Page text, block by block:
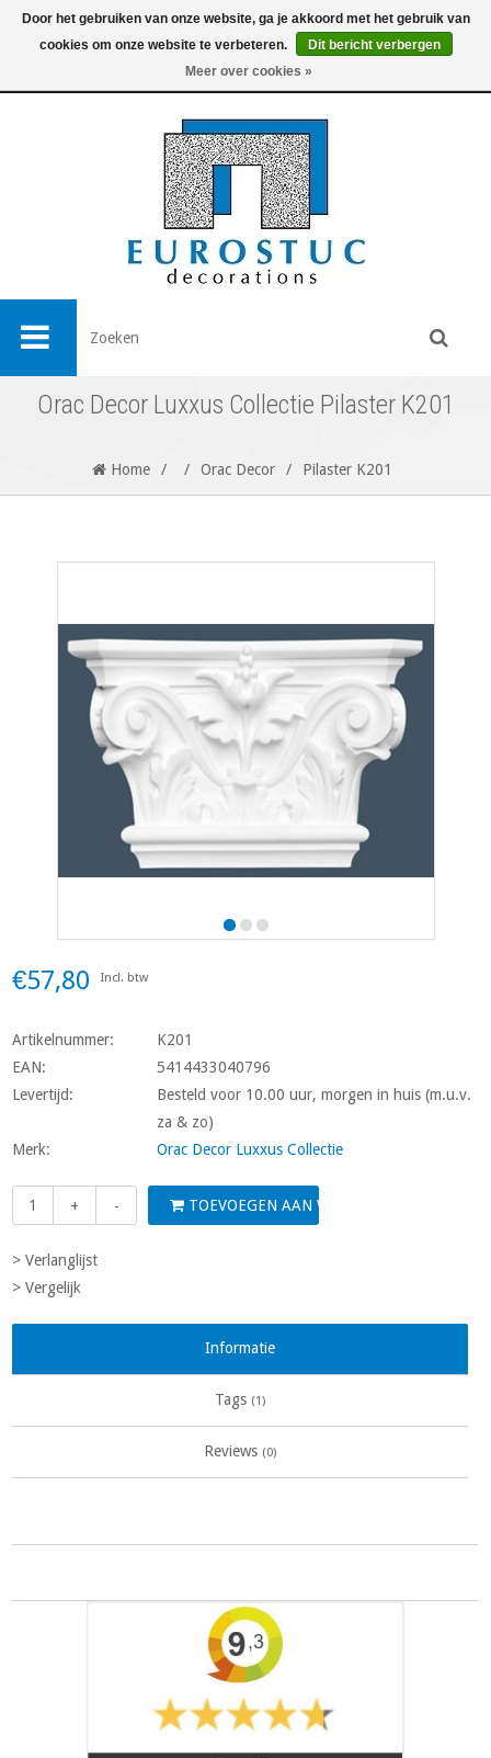
0
Orac Decor Luxxus Collectie Pilaster K201
Home / / Orac Decor / Pilaster K201
€57,80 Incl. btw
Artikelnummer:
K201
EAN:
5414433040796
Levertijd:
Besteld voor 10.00 uur, morgen in huis (m.u.v.
za & zo)
Merk:
Orac Decor Luxxus Collectie
+ - TOEVOEGEN AAN WINKELWAGEN
> Verlanglijst
> Vergelijk
Informatie
Tags (1)
Reviews (0)
Door het gebruiken van onze website, ga je akkoord met het gebruik van
cookies om onze website te verbeteren.
Dit bericht verbergen
Meer over cookies »